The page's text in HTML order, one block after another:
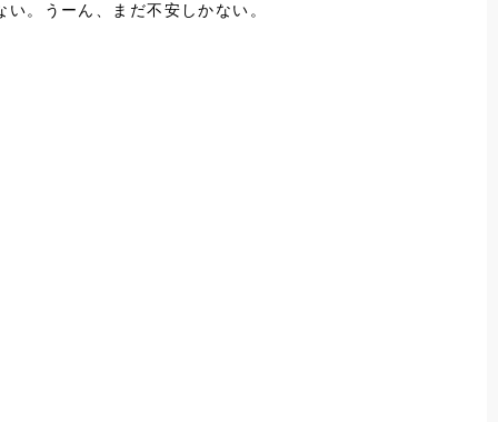
。うーん、まだ不安しかない。